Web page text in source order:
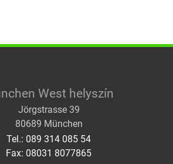
West helyszín
Jörgstrasse 39
80689 München
Tel.: 089 314 085 54
Fax: 08031 8077865